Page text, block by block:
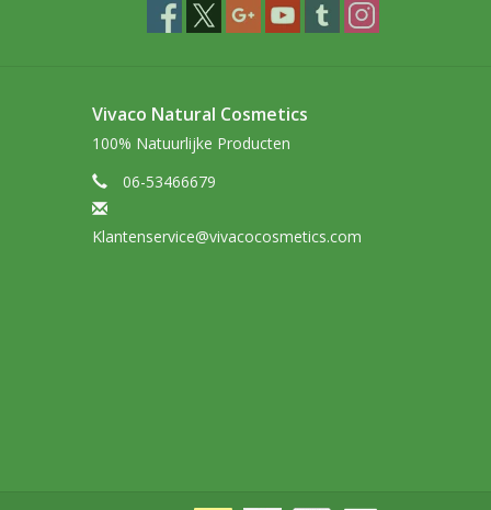
Vivaco Natural Cosmetics
100% Natuurlijke Producten
06-53466679
Klantenservice@vivacocosmetics.com